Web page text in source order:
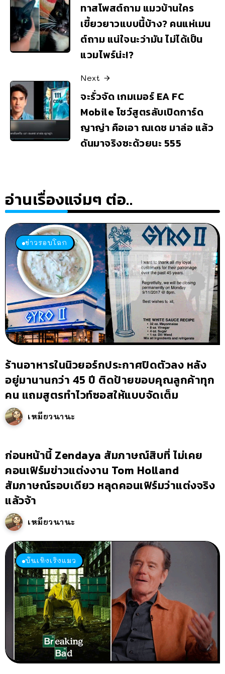
ทาสโพสต์ถาม แมวบ้านใคร
เขี้ยวยาวแบบนี้บ้าง? คนแห่เมน
ต์ถาม แน่ใจนะว่ามัน ไม่ได้เป็น
แวมไพร์น่ะ!?
Next
จะรั่วจัด เกมเมอร์ EA FC
Mobile โชว์สูตรลับเปิดการ์ด
ญาญ่า คือเอา ณเดช มาล่อ แล้ว
ดันมาจริงซะด้วยนะ 555
อ่านเรื่องแจ่มๆ ต่อ..
ข่าวรอบโลก
ร้านอาหารในนิวยอร์กประกาศปิดตัวลง หลัง
อยู่มานานกว่า 45 ปี ติดป้ายขอบคุณลูกค้าทุก
คน แถมสูตรทำไวท์ซอสให้แบบจัดเต็ม
เหมียวนานะ
ก่อนหน้านี้ Zendaya สัมภาษณ์สิบที่ ไม่เคย
คอนเฟิร์มข่าวแต่งงาน Tom Holland
สัมภาษณ์รอบเดียว หลุดคอนเฟิร์มว่าแต่งจริง
แล้วจ้า
เหมียวนานะ
บันเทิงเริงแมว